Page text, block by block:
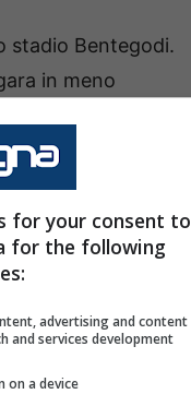
stadio Bentegodi.
in meno
dei
di Italiano
difficile.
Orsolinie
for your consent to
for the following
advertising and content
and services development
on a device